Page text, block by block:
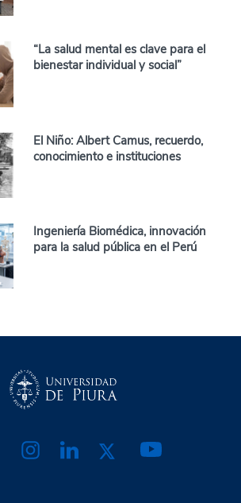
“La salud mental es clave para el
bienestar individual y social”
El Niño: Albert Camus, recuerdo,
conocimiento e instituciones
Ingeniería Biomédica, innovación
para la salud pública en el Perú